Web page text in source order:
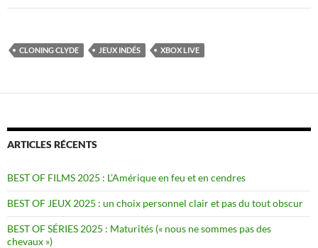
CLONING CLYDE JEUX INDÉS XBOX LIVE
ARTICLES RÉCENTS
BEST OF FILMS 2025 : L’Amérique en feu et en cendres
BEST OF JEUX 2025 : un choix personnel clair et pas du tout obscur
BEST OF SÉRIES 2025 : Maturités (« nous ne sommes pas des
chevaux »)